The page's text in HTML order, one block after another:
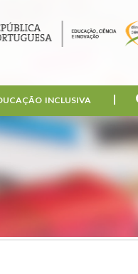
INCLUSIVA